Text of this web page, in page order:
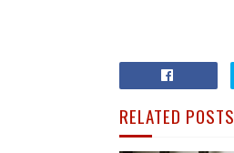
RELATED POSTS